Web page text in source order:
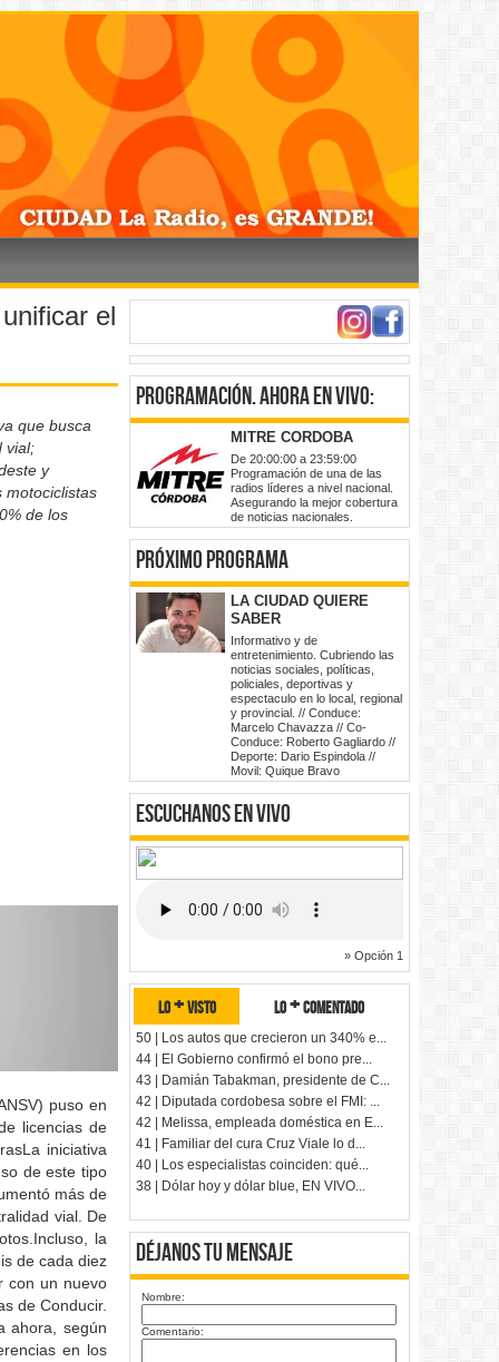
el
que busca
vial;
y
motociclistas
de los
puso en
licencias de
iniciativa
de este tipo
más de
vial. De
la
de cada diez
con un nuevo
de Conducir.
ahora, según
en los
programación. ahora en vivo:
MITRE CORDOBA
De 20:00:00 a 23:59:00
Programación de una de las
radios líderes a nivel nacional.
Asegurando la mejor cobertura
de noticias nacionales.
Próximo Programa
LA CIUDAD QUIERE
SABER
Informativo y de
entretenimiento. Cubriendo las
noticias sociales, políticas,
policiales, deportivas y
espectaculo en lo local, regional
y provincial. // Conduce:
Marcelo Chavazza // Co-
Conduce: Roberto Gagliardo //
Deporte: Dario Espindola //
Movil: Quique Bravo
Escuchanos en vivo
» Opción 1
lo + visto lo + comentado
50 | Los autos que crecieron un 340% e...
44 | El Gobierno confirmó el bono pre...
43 | Damián Tabakman, presidente de C...
42 | Diputada cordobesa sobre el FMI: ...
42 | Melissa, empleada doméstica en E...
41 | Familiar del cura Cruz Viale lo d...
40 | Los especialistas coinciden: qué...
38 | Dólar hoy y dólar blue, EN VIVO...
Déjanos tu Mensaje
Nombre:
Comentario: